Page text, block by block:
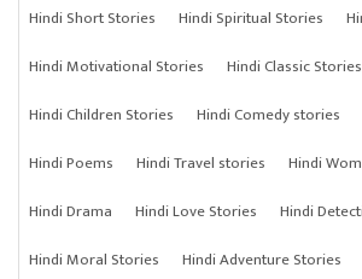
Hindi Short Stories Hindi Spiritual Stories
Hindi Motivational Stories
Hindi Classic Stories
Hindi Children Stories
Hindi Comedy stories
Hindi Poems
Hindi Travel stories
Hindi
Hindi Drama
Hindi Love Stories
Hindi
Hindi Moral Stories
Hindi Adventure Stories